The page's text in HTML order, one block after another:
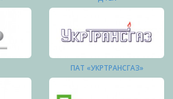
ПАТ «УКРТРАНСГАЗ»